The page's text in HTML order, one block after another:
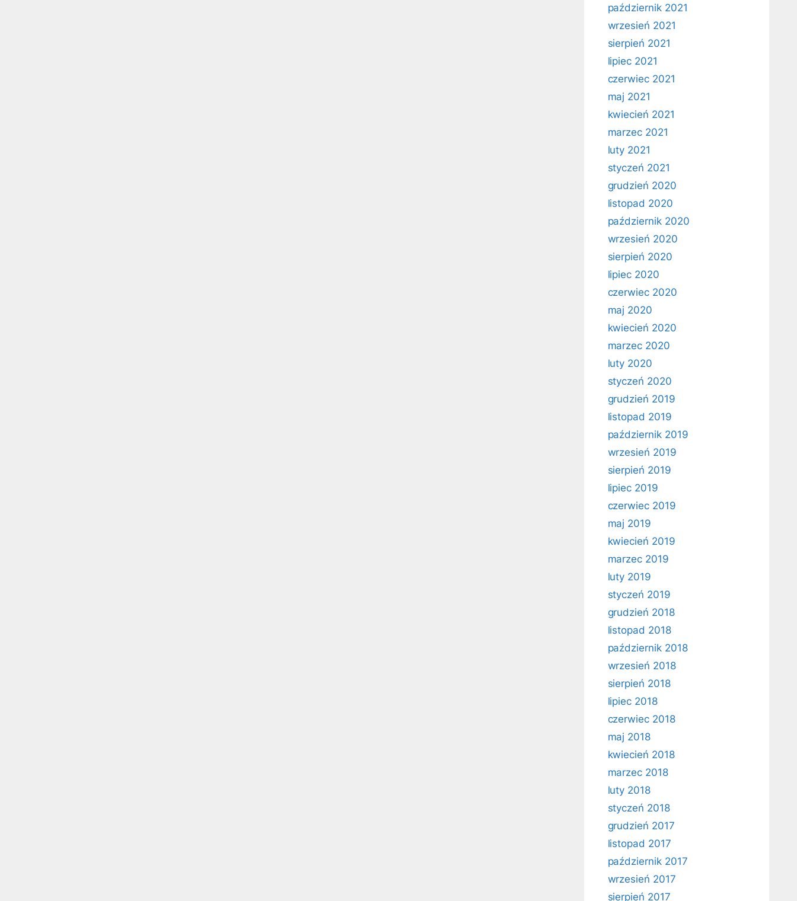
październik 2021
wrzesień 2021
sierpień 2021
lipiec 2021
czerwiec 2021
maj 2021
kwiecień 2021
marzec 2021
luty 2021
styczeń 2021
grudzień 2020
listopad 2020
październik 2020
wrzesień 2020
sierpień 2020
lipiec 2020
czerwiec 2020
maj 2020
kwiecień 2020
marzec 2020
luty 2020
styczeń 2020
grudzień 2019
listopad 2019
październik 2019
wrzesień 2019
sierpień 2019
lipiec 2019
czerwiec 2019
maj 2019
kwiecień 2019
marzec 2019
luty 2019
styczeń 2019
grudzień 2018
listopad 2018
październik 2018
wrzesień 2018
sierpień 2018
lipiec 2018
czerwiec 2018
maj 2018
kwiecień 2018
marzec 2018
luty 2018
styczeń 2018
grudzień 2017
listopad 2017
październik 2017
wrzesień 2017
sierpień 2017